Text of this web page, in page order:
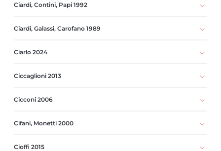
Ciardi, Contini, Papi 1992
Ciardi, Galassi, Carofano 1989
Ciarlo 2024
Ciccaglioni 2013
Cicconi 2006
Cifani, Monetti 2000
Cioffi 2015